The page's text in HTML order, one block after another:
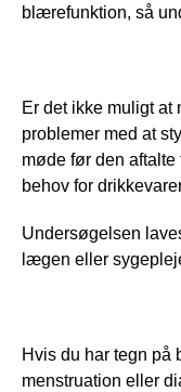
blærefunktion, så
Er det ikke muligt
problemer med at
møde før den
behov for
Undersøgelsen
lægen eller
Hvis du har tegn
menstruation eller